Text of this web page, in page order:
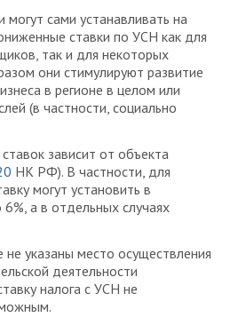
могут сами устанавливать на
ставки по УСН как для
так и для некоторых
они стимулируют развитие
в регионе в целом или
(в частности, социально
зависит от объекта
НК РФ). В частности, для
могут установить в
а в отдельных случаях
не указаны место осуществления
деятельности
налога с УСН не